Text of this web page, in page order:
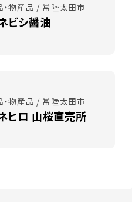
・物産品 / 常陸太田市
ビシ醤油
・物産品 / 常陸太田市
ヒロ 山桜直売所